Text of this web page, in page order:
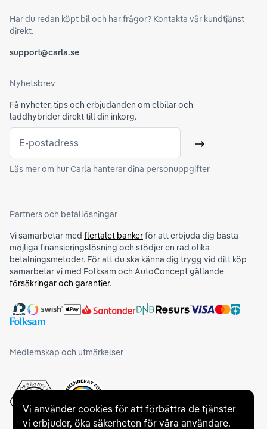
Vi använder cookies för att förbättra de tjänster
vi erbjuder, öka säkerheten för våra användare,
Har du redan köpt bil och har frågor? Kontakta vår kundtjänst
direkt.
support@carla.se
Nyhetsbrev
Få nyheter, tips och erbjudanden om elbilar och
laddhybrider direkt till din inkorg.
E-postadress Skicka
Läs mer om hur Carla hanterardina personuppgifter
Partners och betallösningar
Vi samarbetar med flertalet bankerför att erbjuda dig bästa
möjliga finansieringslösning och stödjer en rad olika
betalningsmetoder. För att du ska känna dig trygg vid ditt köp
samarbetar vi med Folksam och AutoConcept gällande
försäkringar och garantier.
Medlemskap och utmärkelser